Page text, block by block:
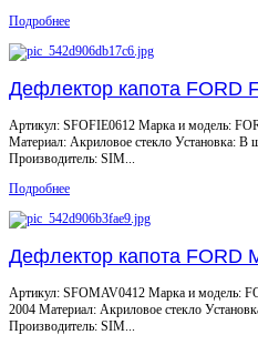
Подробнее
Дефлектор капота FORD
Артикул: SFOFIE0612 Марка и модель:
Материал: Акриловое стекло Установка: В
Производитель: SIM...
Подробнее
Дефлектор капота FORD
Артикул: SFOMAV0412 Марка и модель:
2004 Материал: Акриловое стекло
Производитель: SIM...